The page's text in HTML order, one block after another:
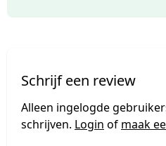
Schrijf een review
Alleen ingelogde
schrijven. Login of maak